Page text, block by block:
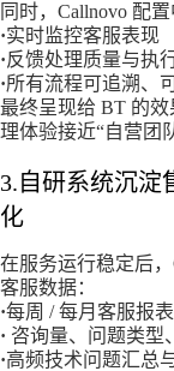
同时，Callnovo 配
·实时监控客服表现
·反馈处理质量与执
·所有流程可追溯、
最终呈现给 BT 的
理体验接近“自营团
3.自研系统沉淀
化
在服务运行稳定后
客服数据：
·每周 / 每月客服报表
· 咨询量、问题类型
·高频技术问题汇总